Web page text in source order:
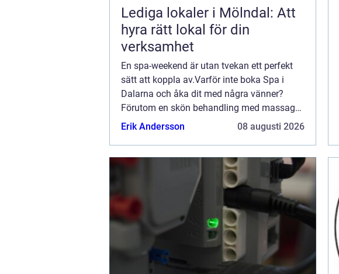
Lediga lokaler i Mölndal: Att
hyra rätt lokal för din
verksamhet
En spa-weekend är utan tvekan ett perfekt
sätt att koppla av.Varför inte boka Spa i
Dalarna och åka dit med några vänner?
Förutom en skön behandling med massage
kan du även njuta av god mat samtidigt
Erik Andersson 08 augusti 2026